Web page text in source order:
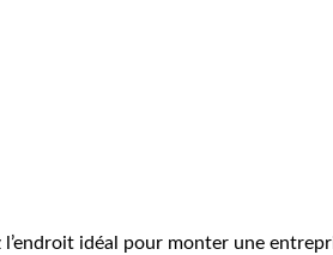
idéal pour monter une